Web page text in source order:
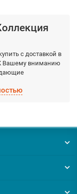
с доставкой в
Вашему вниманию
у нас, вы
Мы против